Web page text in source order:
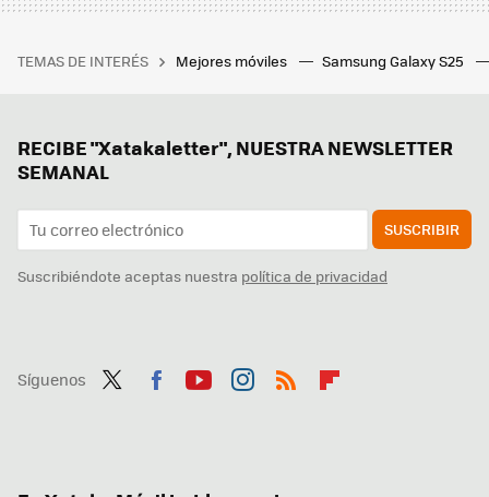
TEMAS DE INTERÉS Mejores móviles Samsung Galaxy S25
RECIBE "Xatakaletter", NUESTRA NEWSLETTER
SEMANAL
SUSCRIBIR
Suscribiéndote aceptas nuestra política de privacidad
Síguenos